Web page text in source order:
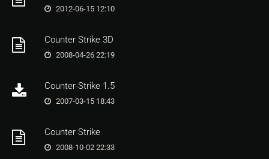
2012-06-15 12:10
Counter Strike 3D
2008-04-26 22:19
Counter-Strike 1.5
2007-03-15 18:43
Counter Strike
2008-10-02 22:33